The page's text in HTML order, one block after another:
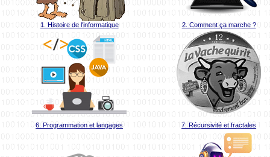
1. Histoire de l'informatique 2. Comment ça marche ?
6. Programmation et langages 7. Récursivité et fractales